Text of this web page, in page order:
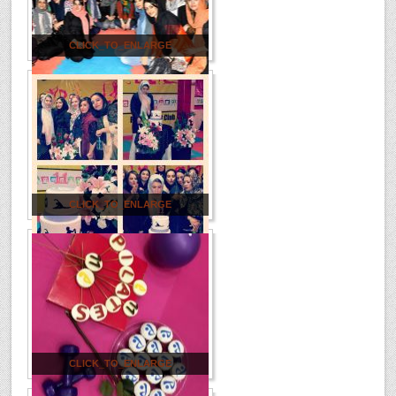
CLICK_TO_ENLARGE
CLICK_TO_ENLARGE
CLICK_TO_ENLARGE